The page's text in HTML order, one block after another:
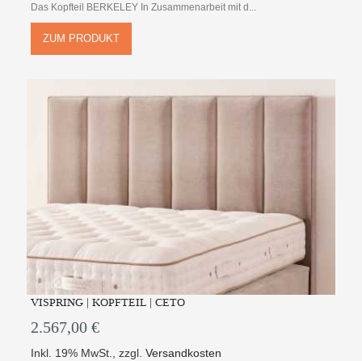
Das Kopfteil BERKELEY In Zusammenarbeit mit d...
ZUM PRODUKT
VISPRING | KOPFTEIL | CETO
2.567,00 €
Inkl. 19% MwSt. ,zzgl.Versandkosten